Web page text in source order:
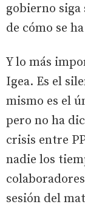
gobierno siga
de cómo se
Y lo más
Igea. Es el
mismo es el
pero no ha
crisis entre
nadie los
sesión del